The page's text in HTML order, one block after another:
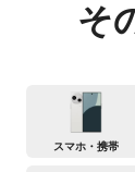
そ
スマホ・携帯